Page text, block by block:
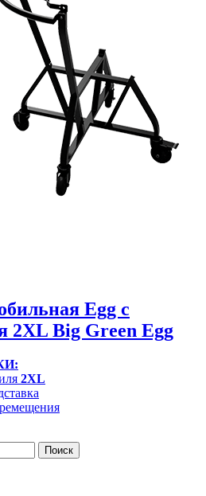
Egg с
2XL Big Green Egg
2XL